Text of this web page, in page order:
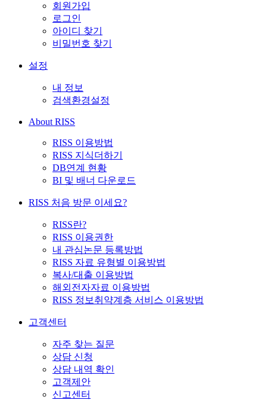
회원가입
로그인
아이디 찾기
비밀번호 찾기
설정
내 정보
검색환경설정
About RISS
RISS 이용방법
RISS 지식더하기
DB연계 현황
BI 및 배너 다운로드
RISS 처음 방문 이세요?
RISS란?
RISS 이용권한
내 관심논문 등록방법
RISS 자료 유형별 이용방법
복사/대출 이용방법
해외전자자료 이용방법
RISS 정보취약계층 서비스 이용방법
고객센터
자주 찾는 질문
상담 신청
상담 내역 확인
고객제안
신고센터